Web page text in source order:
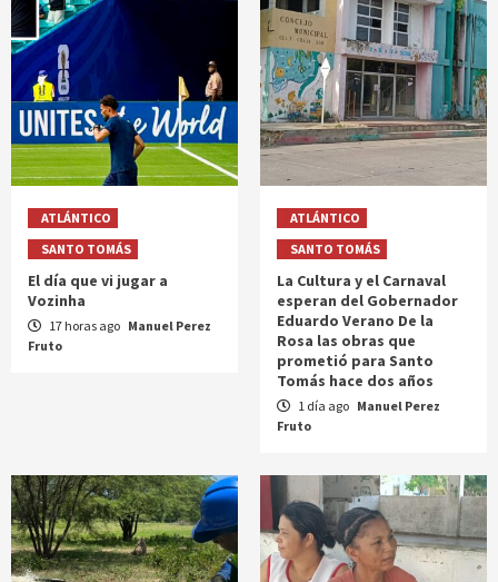
ATLÁNTICO
SANTO TOMÁS
El día que vi jugar a
Vozinha
17 horas ago Manuel Perez
Fruto
ATLÁNTICO
SANTO TOMÁS
La Cultura y el Carnaval
esperan del Gobernador
Eduardo Verano De la
Rosa las obras que
prometió para Santo
Tomás hace dos años
1 día ago Manuel Perez
Fruto